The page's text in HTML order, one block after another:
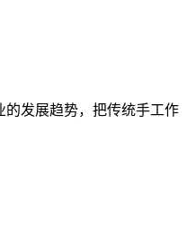
发展趋势，把传统手工作